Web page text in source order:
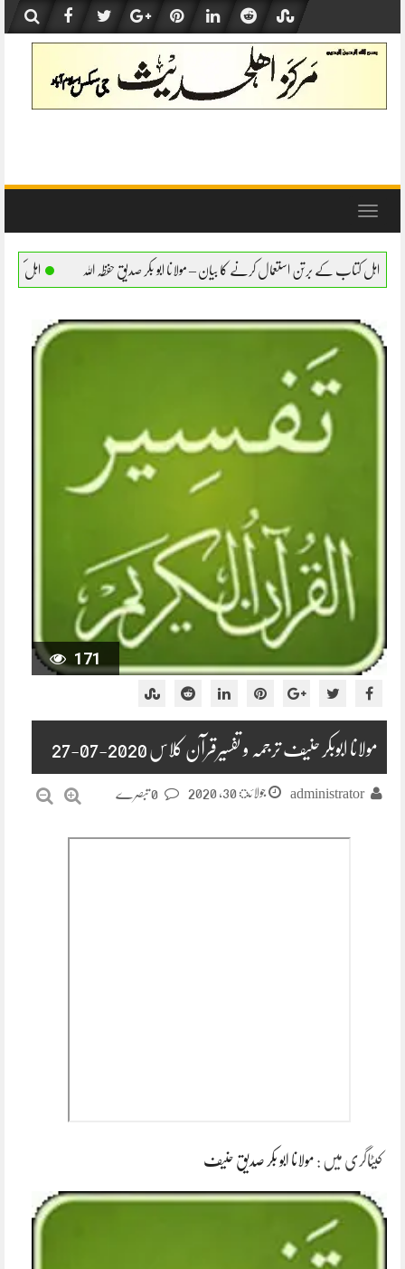
content
Toggle
کرنے کا بیان – مولانا ابو بکر صدیق حفظہ اللہ اہل کتاب کے برتن استعمال کرنے کا
171
مولانا ابوبکر حنیف ترجمہ و تفسیرقرآن کلاس 2020-07-27
administrator جولائ 30, 2020
کیٹاگری میں : مولانا ابو بکر صدیق حنیف